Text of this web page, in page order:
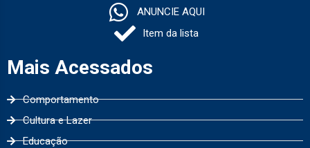
ANUNCIE AQUI
Item da lista
Mais Acessados
Comportamento
Cultura e Lazer
Educação